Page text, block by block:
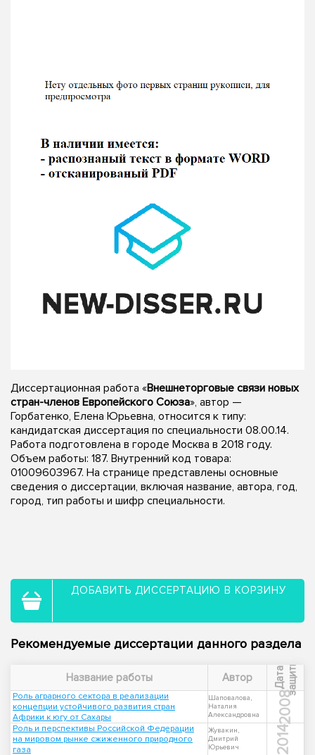
Диссертационная работа «Внешнеторговые связи новых
стран-членов Европейского Союза», автор —
Горбатенко, Елена Юрьевна, относится к типу:
кандидатская диссертация по специальности 08.00.14.
Работа подготовлена в городе Москва в 2018 году.
Объем работы: 187. Внутренний код товара:
01009603967. На странице представлены основные
сведения о диссертации, включая название, автора, год,
город, тип работы и шифр специальности.
ДОБАВИТЬ ДИССЕРТАЦИЮ В КОРЗИНУ
Рекомендуемые диссертации данного раздела
Название работы Автор Д
а
т
а
з
а
щ
и
т ы
Роль аграрного сектора в реализации
концепции устойчивого развития стран
Африки к югу от Сахары
Шаповалова,
Наталия
Александровна
2008
Роль и перспективы Российской Федерации
на мировом рынке сжиженного природного
газа
Жувакин,
Дмитрий
Юрьевич
2014